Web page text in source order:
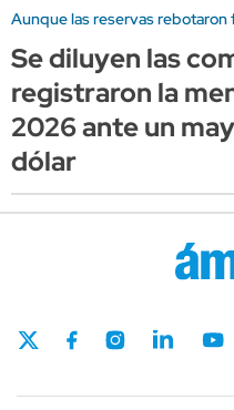
Aunque las reservas rebotaron
Se diluyen las
registraron la
2026 ante un
dólar